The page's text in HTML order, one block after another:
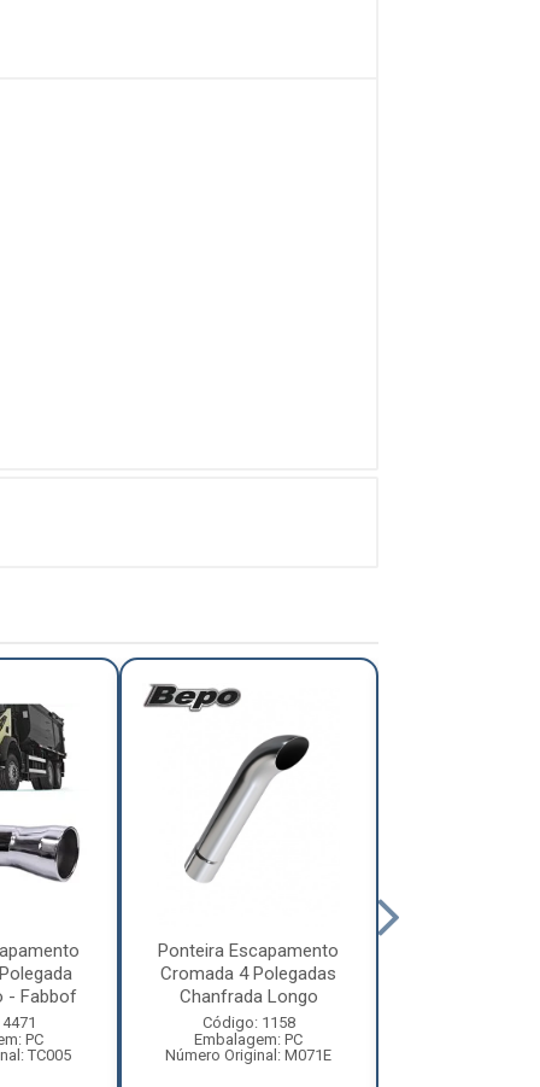
- Fabbof
PC
TC005
Ponteira Escapamento
Cromada 4 Polegadas
Chanfrada Longo
Código: 1158
Embalagem: PC
Número Original: M071E